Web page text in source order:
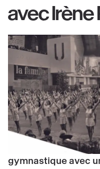
avec Irène
gymnastique avec